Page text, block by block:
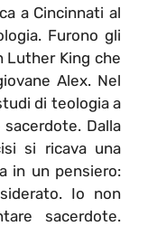
a Cincinnati al
Furono gli
Luther King che
Alex. Nel
di teologia a
Dalla
si ricava una
in un pensiero:
Io non
sacerdote.